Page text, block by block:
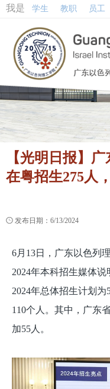
我是 学生 教职 员工
【光明日报】
在粤招生275人
 发布日期：6/13/2024
6月13日，广东以色列
2024年本科招生媒体
2024年总体招生计划
110个人。其中，广东
加55人。